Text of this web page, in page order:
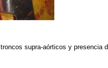
supra-aórticos y presencia